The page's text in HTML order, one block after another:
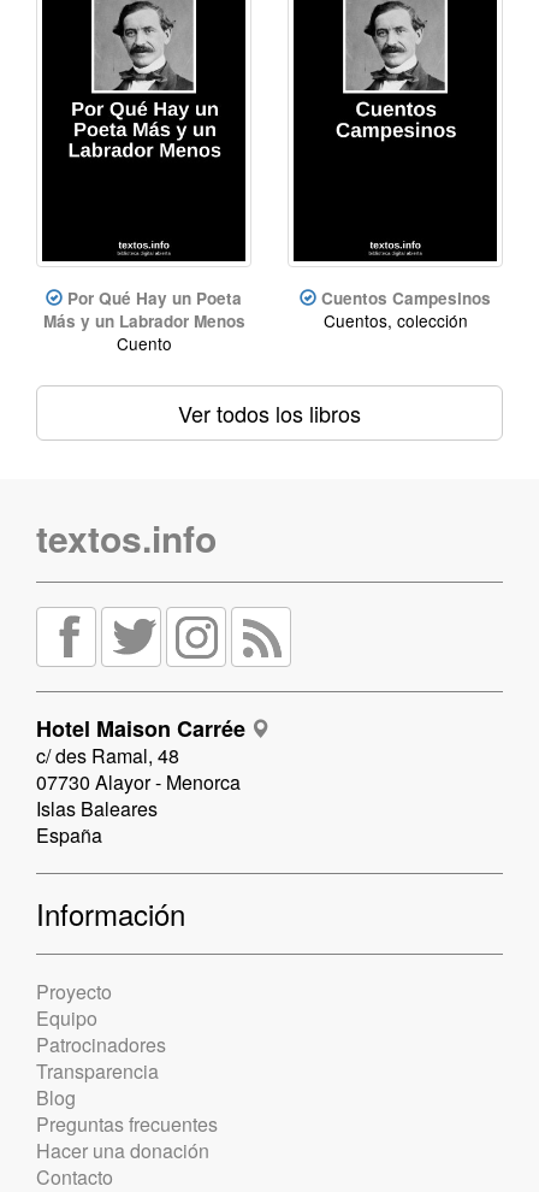
Por Qué Hay un Poeta
Más y un Labrador Menos
Cuento
Cuentos Campesinos
Cuentos, colección
Ver todos los libros
textos.info
Hotel Maison Carrée
c/ des Ramal, 48
07730 Alayor - Menorca
Islas Baleares
España
Información
Proyecto
Equipo
Patrocinadores
Transparencia
Blog
Preguntas frecuentes
Hacer una donación
Contacto